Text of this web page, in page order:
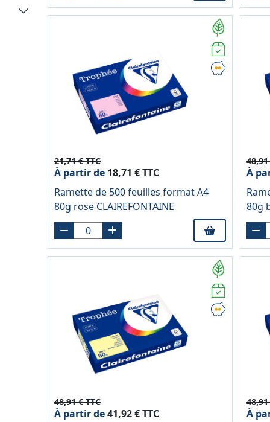
21,71 € TTC
À partir de 18,71 € TTC
Ramette de 500 feuilles format A4
80g rose CLAIREFONTAINE
48,91
À
80g
48,91 € TTC
À partir de41,92 € TTC
48,91
À